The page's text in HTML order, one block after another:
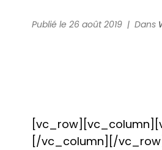
Publié le 26 août 2019 Dans
[/vc_column][/